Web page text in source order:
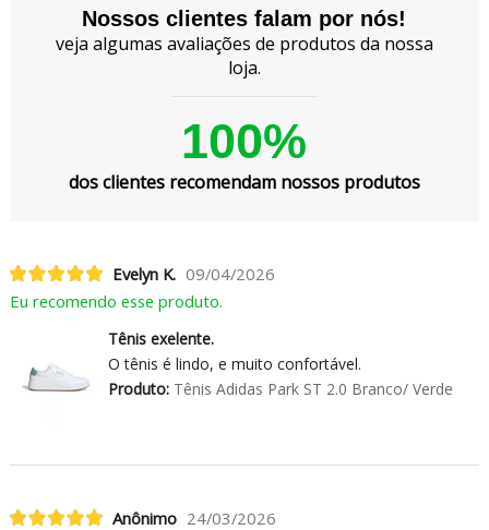
Nossos clientes falam por nós!
veja algumas avaliações de produtos da nossa
loja.
100%
dos clientes recomendam nossos produtos
Evelyn K. 09/04/2026
Eu recomendo esse produto.
Tênis exelente.
O tênis é lindo, e muito confortável.
Produto:Tênis Adidas Park ST 2.0 Branco/ Verde
Anônimo 24/03/2026